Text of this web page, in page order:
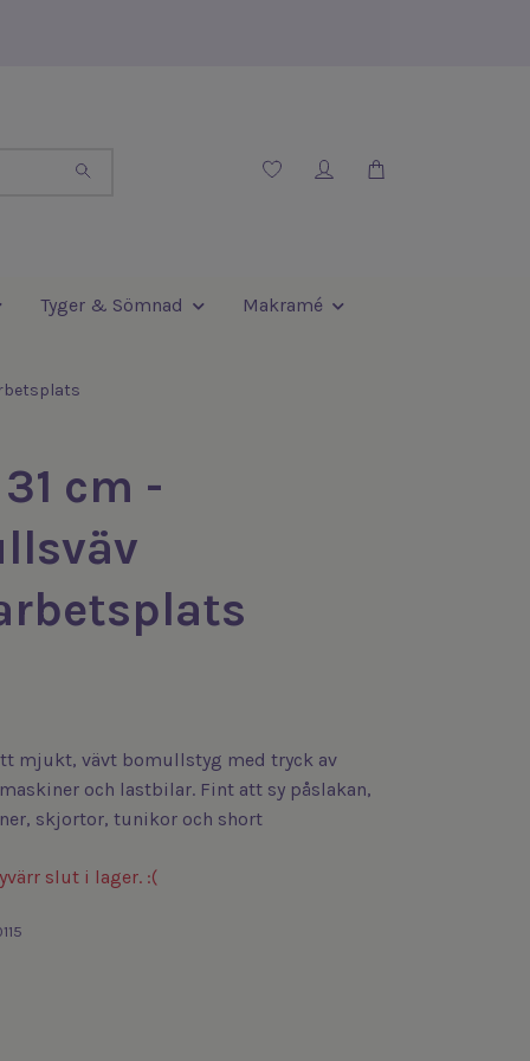
Tyger & Sömnad Makramé
cm -
mjukt, vävt bomullstyg med tryck av
och lastbilar. Fint att sy påslakan,
skjortor, tunikor och short
slut i lager. :(